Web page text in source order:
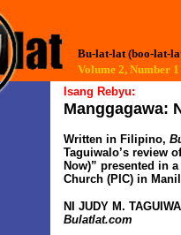
Bu-lat-lat (boo-lat-
Volume 2,
Isang Rebyu:
Manggagawa:
Written in Filipino,
Taguiwalo’s review
Now)” presented in
Church (PIC) in
NI JUDY M.
Bulatlat.com